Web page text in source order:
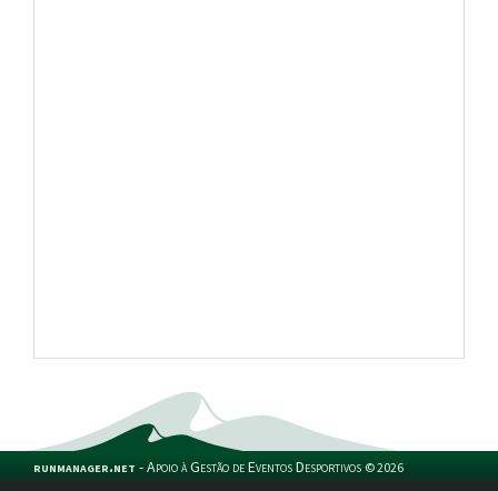
runmanager.net -Apoio à Gestão de Eventos Desportivos ©2026